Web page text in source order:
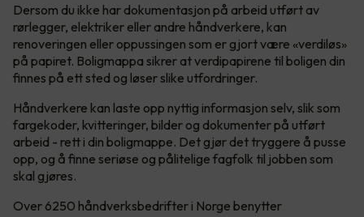
Dersom du ikke har dokumentasjon på arbeid utført av
rørlegger, elektriker eller andre håndverkere, kan
renoveringen eller oppussingen som er gjort være «verdiløs»
på papiret. Boligmappa sikrer at verdipapirene til boligen din
finnes på ett sted og løser slike utfordringer.
Håndverkere kan laste opp nyttig informasjon selv, slik som
fargekoder, kvitteringer, bilder og dokumenter på utført
arbeid - rett i din boligmappe. Det gjør det tryggere å pusse
opp, og å finne seriøse og pålitelige fagfolk til jobben som
skal gjøres.
Over 6250 håndverksbedrifter i Norge benytter